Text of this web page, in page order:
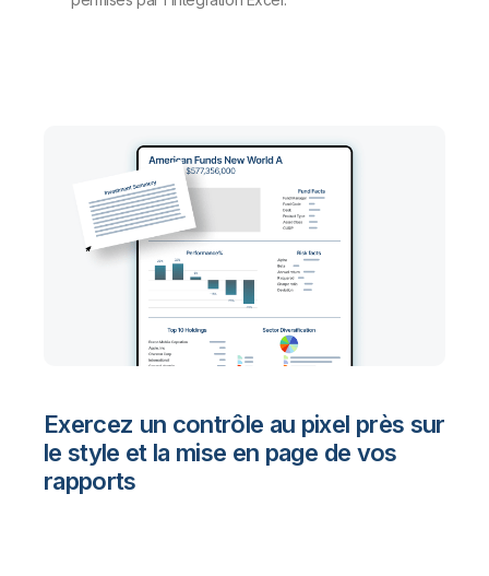
Exercez un contrôle au pixel près sur
le style et la mise en page de vos
rapports